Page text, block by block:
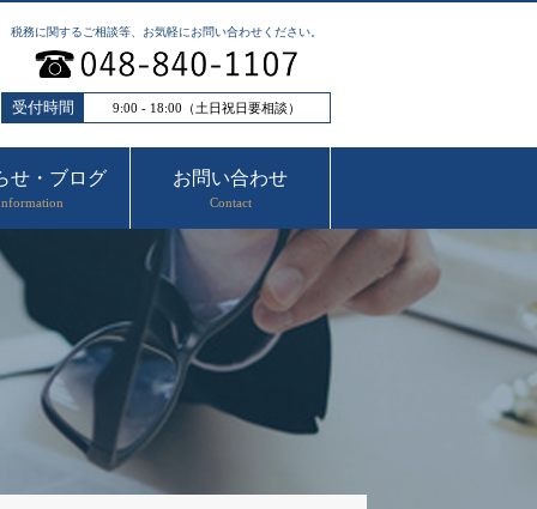
税務に関するご相談等、お気軽にお問い合わせください。
受付時間 9:00 - 18:00（土日祝日要相談）
せ・ブログ お問い合わせ
Contact